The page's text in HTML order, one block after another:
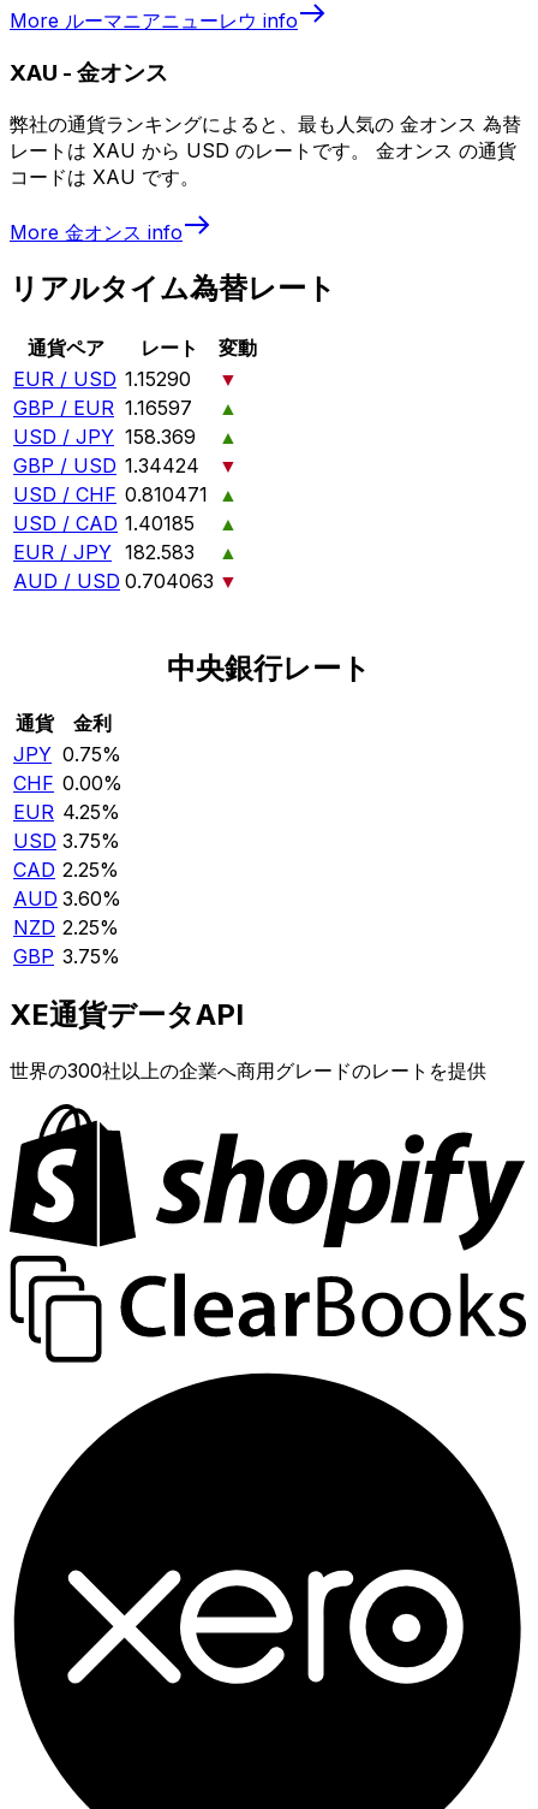
More ルーマニアニューレウ info
XAU - 金オンス
弊社の通貨ランキングによると、最も人気の 金オンス 為替
レートは XAU から USD のレートです。 金オンス の通貨
コードは XAU です。
More 金オンス info
リアルタイム為替レート
通貨ペア レート
変動
EUR / USD 1.15290
▼
GBP / EUR 1.16597
▲
USD / JPY 158.369
▲
GBP / USD 1.34424
▼
USD / CHF 0.810471
▲
USD / CAD 1.40185
▲
EUR / JPY 182.583
▲
AUD / USD 0.704063 ▼
中央銀行レート
通貨
金利
JPY 0.75%
CHF 0.00%
EUR 4.25%
USD 3.75%
CAD 2.25%
AUD 3.60%
NZD 2.25%
GBP 3.75%
XE通貨データAPI
世界の300社以上の企業へ商用グレードのレートを提供